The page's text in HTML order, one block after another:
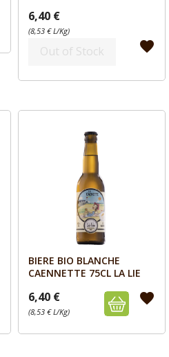
6,40 €
(8,53 € L/Kg)
Out of Stock favorite
Aperçu
BIERE BIO BLANCHE
CAENNETTE 75CL LA LIE
6,40 €
(8,53 € L/Kg)
favorite